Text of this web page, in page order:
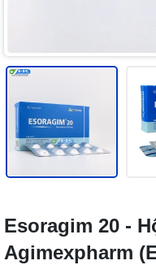
Esoragim 20 -
Agimexpharm